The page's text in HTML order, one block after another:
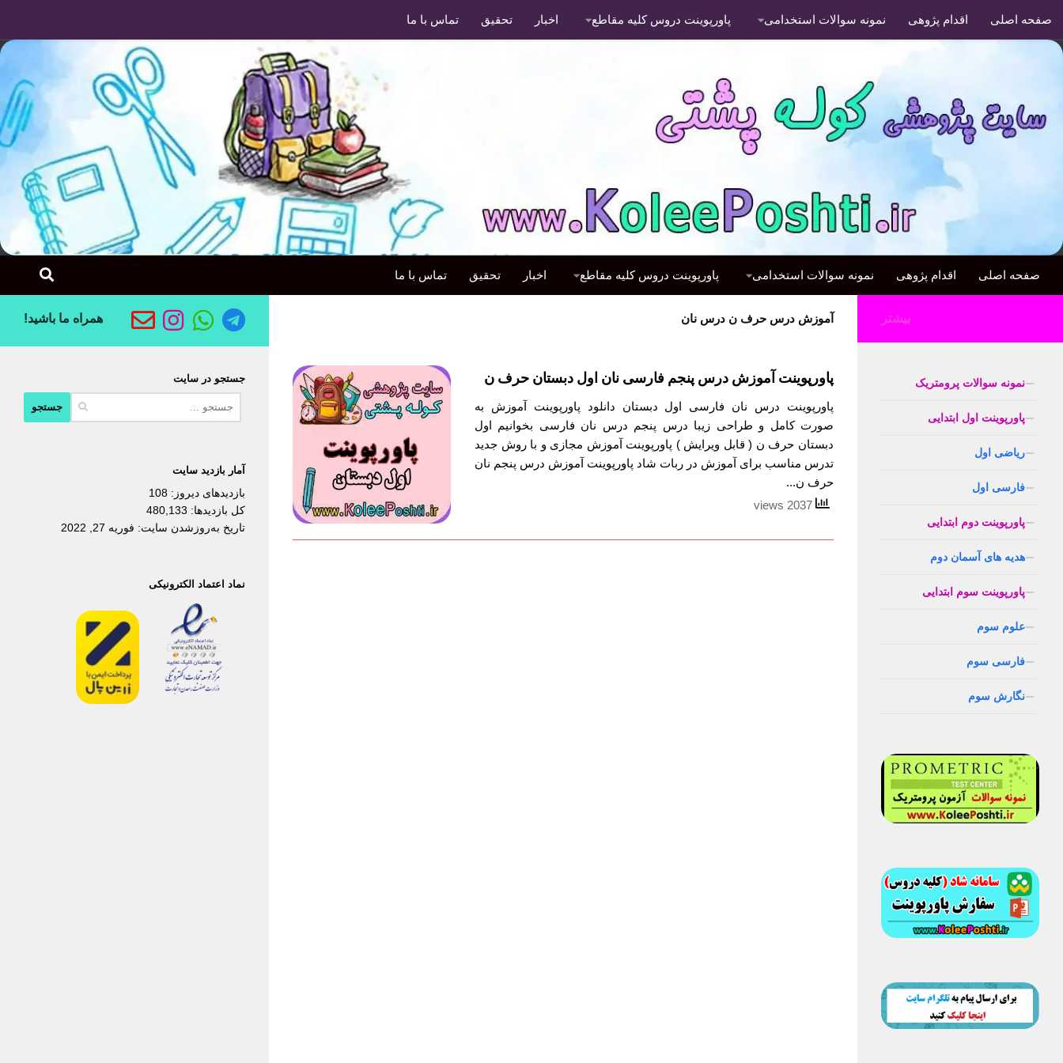
صفحه اصلی اقدام پژوهی نمونه سوالات استخدامی پاورپوینت دروس کلیه مقاطع اخبار تحقیق تماس با ما
صفحه اصلی اقدام پژوهی نمونه سوالات استخدامی پاورپوینت دروس کلیه مقاطع اخبار تحقیق تماس با ما
آموزش درس حرف ن درس نان
پاورپوینت آموزش درس پنجم فارسی نان اول دبستان حرف ن
پاورپوینت درس نان فارسی اول دبستان دانلود پاورپوینت آموزش به
صورت کامل و طراحی زیبا درس پنجم درس نان فارسی بخوانیم اول
دبستان حرف ن ( قابل ویرایش ) پاورپوینت آموزش مجازی و با روش جدید
تدرس مناسب برای آموزش در ربات شاد پاورپوینت آموزش درس پنجم نان
حرف ن...
همراه ما باشید!
جستجو در سایت
آمار بازدید سایت
بازدیدهای دیروز: 108
کل بازدیدها: 480,133
تاریخ به‌روزشدن سایت: فوریه 27, 2022
نماد اعتماد الکترونیکی
بیشتر
نمونه سوالات پرومتریک
پاورپوینت اول ابتدایی
ریاضی اول
فارسی اول
پاورپوینت دوم ابتدایی
هدیه های آسمان دوم
پاورپوینت سوم ابتدایی
علوم سوم
فارسی سوم
نگارش سوم